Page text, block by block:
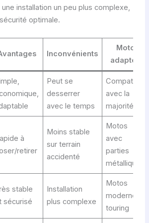
installation un peu plus complexe,
optimale.
Inconvénients
Moto
adaptée
Peut se
desserrer
avec le temps
Compatible
avec la
majorité
à
retirer
Moins stable
sur terrain
accidenté
Motos
avec
parties
métalliques
stable
sécurisé
Installation
plus complexe
Motos
modernes,
touring